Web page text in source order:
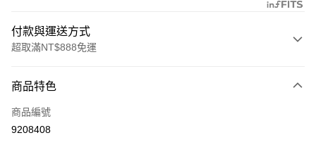
付款與運送方式
超取滿NT$888免運
信用卡一次付款
信用卡分期付款
商品特色
商品編號
9208408